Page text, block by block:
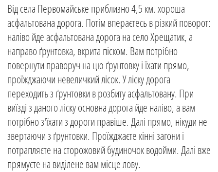
Від села Первомайське приблизно 4,5 км. хороша
асфальтована дорога. Потім впераєтесь в різкий поворот:
наліво йде асфальтована дорога на село Хрещатик, а
направо ґрунтовка, вкрита піском. Вам потрібно
повернути праворуч на цю ґрунтовку і їхати прямо,
проїжджаючи невеличкий лісок. У ліску дорога
переходить з ґрунтовки в розбиту асфальтовану. При
виїзді з даного ліску основна дорога йде наліво, а вам
потрібно з'їхати з дороги правіше. Далі прямо, нікуди не
звертаючи з ґрунтовки. Проїжджаєте кінні загони і
потрапляєте на сторожовий будиночок водойми. Далі вже
прямуєте на виділене вам місце лову.